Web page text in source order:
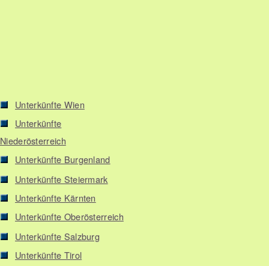
Unterkünfte Wien
Unterkünfte
Niederösterreich
Unterkünfte Burgenland
Unterkünfte Steiermark
Unterkünfte Kärnten
Unterkünfte Oberösterreich
Unterkünfte Salzburg
Unterkünfte Tirol